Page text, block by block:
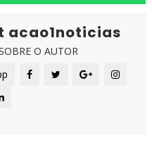
acao1noticias
O AUTOR